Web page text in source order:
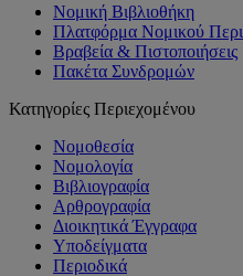
Νομική Βιβλιοθήκη
Πλατφόρμα Νομικού
Βραβεία & Πιστοποιήσεις
Πακέτα Συνδρομών
Κατηγορίες Περιεχομένου
Νομοθεσία
Νομολογία
Βιβλιογραφία
Αρθρογραφία
Διοικητικά Έγγραφα
Υποδείγματα
Περιοδικά